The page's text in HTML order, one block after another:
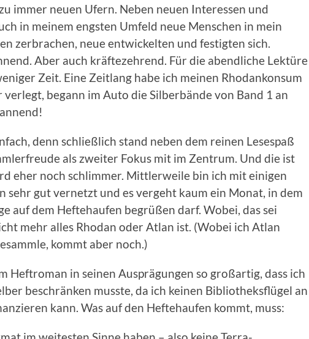
immer neuen Ufern. Neben neuen Interessen und
in meinem engsten Umfeld neue Menschen in mein
zerbrachen, neue entwickelten und festigten sich.
Aber auch kräftezehrend. Für die abendliche Lektüre
Zeit. Eine Zeitlang habe ich meinen Rhodankonsum
begann im Auto die Silberbände von Band 1 an
denn schließlich stand neben dem reinen Lesespaß
als zweiter Fokus mit im Zentrum. Und die ist
eher noch schlimmer. Mittlerweile bin ich mit einigen
sehr gut vernetzt und es vergeht kaum ein Monat, in dem
auf dem Heftehaufen begrüßen darf. Wobei, das sei
mehr alles Rhodan oder Atlan ist. (Wobei ich Atlan
kommt aber noch.)
Heftroman in seinen Ausprägungen so großartig, dass ich
beschränken musste, da ich keinen Bibliotheksflügel an
kann. Was auf den Heftehaufen kommt, muss: